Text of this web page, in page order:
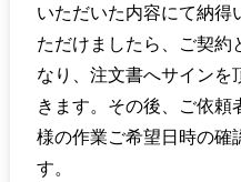
いただいた内容にて納得
ただけましたら、ご契約
なり、注文書へサインを
きます。その後、ご依頼
様の作業ご希望日時の確
す。